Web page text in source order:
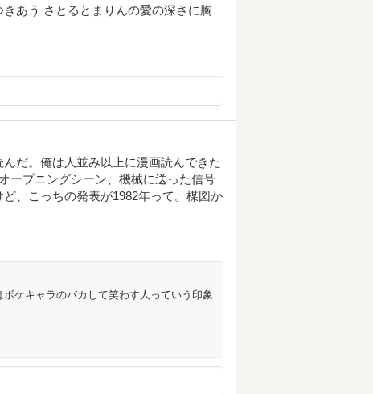
あう さとるとまりんの愛の深さに胸
だ。俺は人並み以上に漫画読んできた
ープニングシーン、機械に送った信号
、こっちの発表が1982年って。楳図か
ケキャラのバカして笑わす人っていう印象